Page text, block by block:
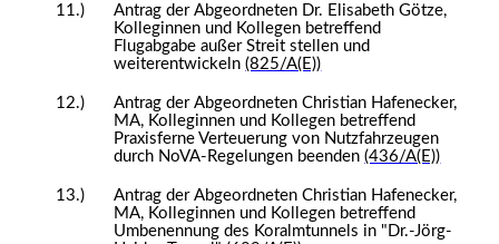
11.)
Antrag der Abgeordneten Dr. Elisabeth Götze,
Kolleginnen und Kollegen betreffend
Flugabgabe außer Streit stellen und
weiterentwickeln(825/A(E))
12.)
Antrag der Abgeordneten Christian Hafenecker,
MA, Kolleginnen und Kollegen betreffend
Praxisferne Verteuerung von Nutzfahrzeugen
durch NoVA-Regelungen beenden(436/A(E))
13.)
Antrag der Abgeordneten Christian Hafenecker,
MA, Kolleginnen und Kollegen betreffend
Umbenennung des Koralmtunnels in "Dr.-Jörg-